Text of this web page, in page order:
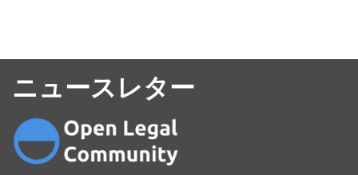
ニュースレター